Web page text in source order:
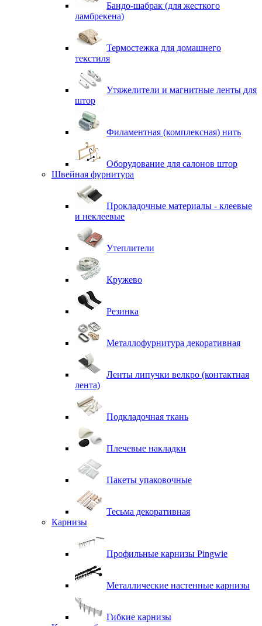
Бандо-шабрак (для жесткого
ламбрекена)
Термостежка для домашнего
текстиля
Утяжелители и магнитные ленты для
штор
Филаментная (комплексная) нить
Оборудование для салонов штор
Швейная фурнитура
Прокладочные материалы - клеевые
и неклеевые
Утеплители
Кружево
Резинка
Металлофурнитура декоративная
Ленты липучки велкро (контактная
лента)
Подкладочная ткань
Плечевые накладки
Пакеты упаковочные
Тесьма декоративная
Карнизы
Профильные карнизы Pingwie
Металлические настенные карнизы
Гибкие карнизы